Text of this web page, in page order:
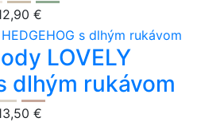
€
LOVELY
dlhým rukávom
€